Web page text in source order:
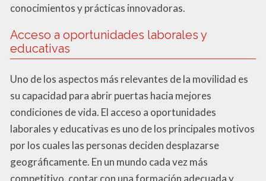
conocimientos y prácticas innovadoras.
Acceso a oportunidades laborales y
educativas
Uno de los aspectos más relevantes de la movilidad es
su capacidad para abrir puertas hacia mejores
condiciones de vida. El acceso a oportunidades
laborales y educativas es uno de los principales motivos
por los cuales las personas deciden desplazarse
geográficamente. En un mundo cada vez más
competitivo, contar con una formación adecuada y